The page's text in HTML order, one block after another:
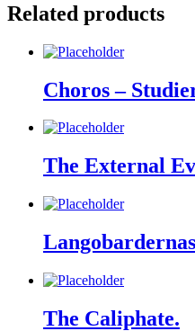
Related products
Choros –
The External
The Caliphate.